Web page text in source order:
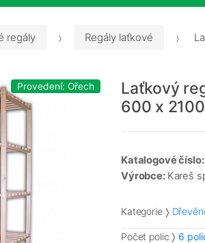
regály Regály laťkové
Provedení: Ořech
Laťkový
600 x
Katalogové číslo:
Výrobce: Kareš
Kategorie
Počet polic
6